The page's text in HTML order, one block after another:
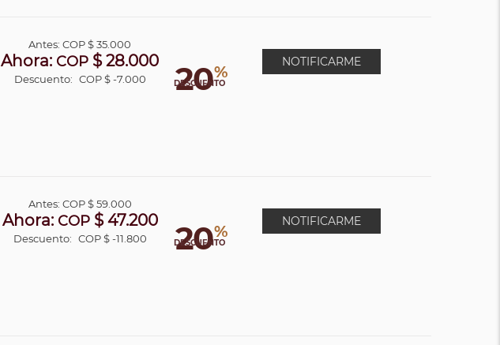
20%
DESCUENTO
Antes:COP$ 35.000
Ahora: COP $ 28.000
Descuento: COP $ -7.000
NOTIFICARME
20%
DESCUENTO
Antes: COP$ 59.000
Ahora: COP$ 47.200
Descuento: COP $ -11.800
NOTIFICARME